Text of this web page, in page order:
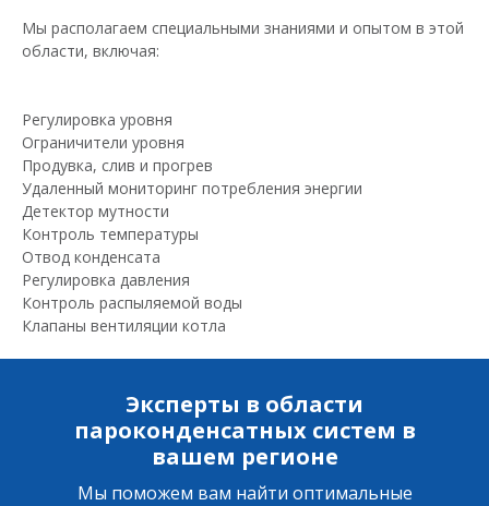
Мы располагаем специальными знаниями и опытом в этой
области, включая:
Регулировка уровня
Ограничители уровня
Продувка, слив и прогрев
Удаленный мониторинг потребления энергии
Детектор мутности
Контроль температуры
Отвод конденсата
Регулировка давления
Контроль распыляемой воды
Клапаны вентиляции котла
Эксперты в области
пароконденсатных систем в
вашем регионе
Мы поможем вам найти оптимальные